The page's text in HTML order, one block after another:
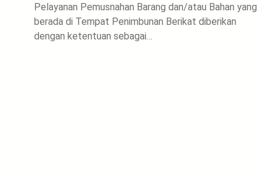
Pelayanan Pemusnahan Barang dan/atau Bahan yang
berada di Tempat Penimbunan Berikat diberikan
dengan ketentuan sebagai…